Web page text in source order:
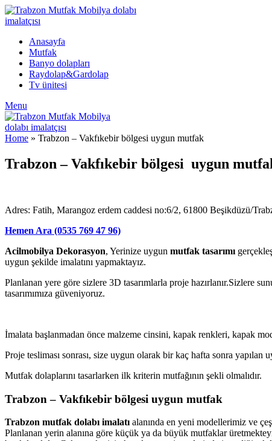
Anasayfa
Mutfak
Banyo dolapları
Raydolap&Gardolap
Tv ünitesi
Menu
Home » Trabzon – Vakfıkebir bölgesi uygun mutfak
Trabzon – Vakfıkebir bölgesi uygun
Adres: Fatih, Marangoz erdem caddesi no:6/2, 61800 Beşikdüzü/
Hemen Ara (0535 769 47 96)
Acilmobilya Dekorasyon, Yerinize uygun mutfak tasarımı
uygun şekilde imalatını yapmaktayız.
Planlanan yere göre sizlere 3D tasarımlarla proje hazırlanır.Sizlere
tasarımımıza güveniyoruz.
İmalata başlanmadan önce malzeme cinsini, kapak renkleri, kapak
Proje tesliması sonrası, size uygun olarak bir kaç hafta sonra
Mutfak dolaplarını tasarlarken ilk kriterin mutfağının şekli olmalıdır.
Trabzon – Vakfıkebir bölgesi uygun mutfak
Trabzon mutfak dolabı imalatı alanında en yeni modellerimiz ve
Planlanan yerin alanına göre küçük ya da büyük mutfaklar